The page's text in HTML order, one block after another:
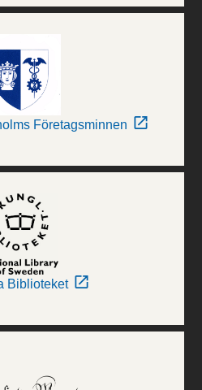
Företagsminnen
Biblioteket